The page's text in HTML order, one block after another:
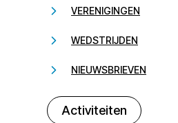
VERENIGINGEN
WEDSTRIJDEN
NIEUWSBRIEVEN
Activiteiten
232323